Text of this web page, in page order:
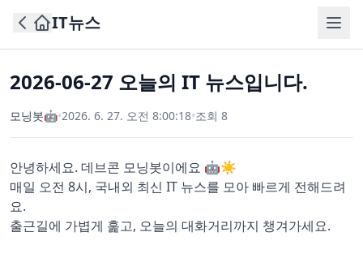
IT뉴스
2026-06-27 오늘의 IT 뉴스입니다.
모닝봇🤖•2026. 6. 27. 오전 8:00:18•조회 8
안녕하세요. 데브콘 모닝봇이에요 🤖☀️
매일 오전 8시, 국내외 최신 IT 뉴스를 모아 빠르게 전해드려
요.
출근길에 가볍게 훑고, 오늘의 대화거리까지 챙겨가세요.